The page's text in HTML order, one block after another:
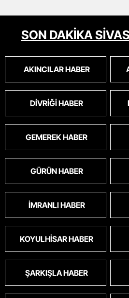
SON DAKİKA
AKINCILAR HABER
DIVRIĞI HABER
GEMEREK HABER
GÜRÜN HABER
İMRANLI HABER
KOYULHISAR HABER
ŞARKIŞLA HABER